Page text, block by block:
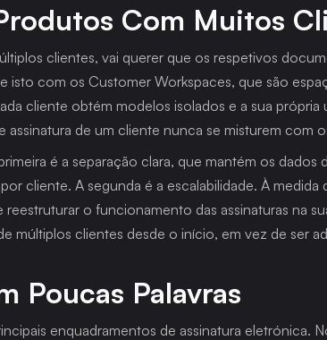
Com Muitos
clientes, vai querer que os respetivos
isto com os Customer Workspaces, que são
cliente obtém modelos isolados e a sua própria
assinatura de um cliente nunca se misturem com
é a separação clara, que mantém os dados
cliente. A segunda é a escalabilidade. À medida
o funcionamento das assinaturas na
múltiplos clientes desde o início, em vez de ser
Poucas Palavras
enquadramentos de assinatura eletrónica.